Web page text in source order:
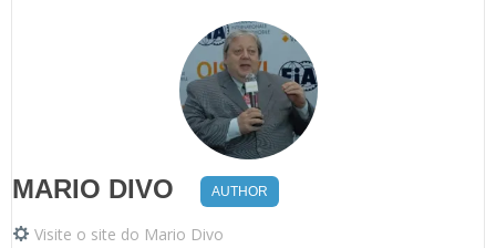
MARIO DIVO AUTHOR
Visite o site do Mario Divo